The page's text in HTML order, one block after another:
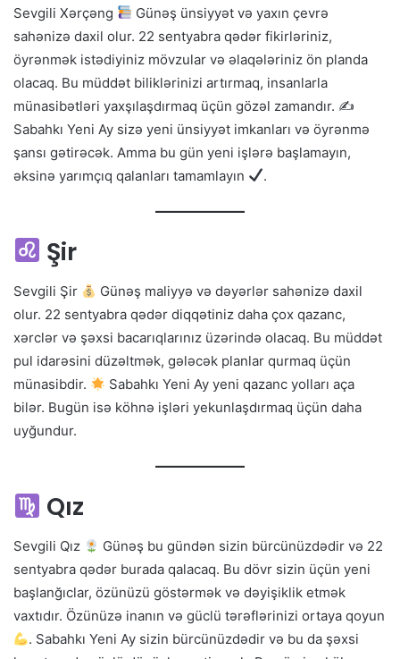
Sevgili Xərçəng
Günəş ünsiyyət və yaxın çevrə
sahənizə daxil olur. 22 sentyabra qədər fikirləriniz,
öyrənmək istədiyiniz mövzular və əlaqələriniz ön planda
olacaq. Bu müddət biliklərinizi artırmaq, insanlarla
münasibətləri yaxşılaşdırmaq üçün gözəl zamandır. ✍
Sabahkı Yeni Ay sizə yeni ünsiyyət imkanları və öyrənmə
şansı gətirəcək. Amma bu gün yeni işlərə başlamayın,
əksinə yarımçıq qalanları tamamlayın
.
Şir
Sevgili Şir
Günəş maliyyə və dəyərlər sahənizə daxil
olur. 22 sentyabra qədər diqqətiniz daha çox qazanc,
xərclər və şəxsi bacarıqlarınız üzərində olacaq. Bu müddət
pul idarəsini düzəltmək, gələcək planlar qurmaq üçün
münasibdir.
Sabahkı Yeni Ay yeni qazanc yolları aça
bilər. Bugün isə köhnə işləri yekunlaşdırmaq üçün daha
uyğundur.
Qız
Sevgili Qız
Günəş bu gündən sizin bürcünüzdədir və 22
sentyabra qədər burada qalacaq. Bu dövr sizin üçün yeni
başlanğıclar, özünüzü göstərmək və dəyişiklik etmək
vaxtıdır. Özünüzə inanın və güclü tərəflərinizi ortaya qoyun
. Sabahkı Yeni Ay sizin bürcünüzdədir və bu da şəxsi